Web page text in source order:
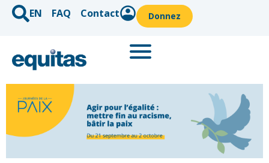
EN FAQ Contact Donnez